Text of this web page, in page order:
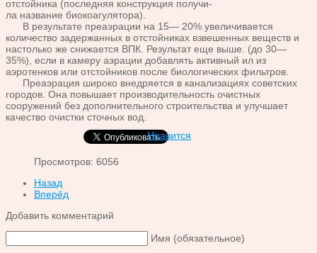
отстойника (последняя конструкция получи-
ла название биокоагулятора).
В результате преаэрации на 15— 20% увеличивается
количество задержанных в отстойниках взвешенных веществ и
настолько же снижается ВПК. Результат еще выше. (до 30—
35%), если в камеру аэрации добавлять активный ил из
аэротенков или отстойников после биологических фильтров.
Преаэрация широко внедряется в канализациях советских
городов. Она повышает производительность очистных
сооружений без дополнительного строительства и улучшает
качество очистки сточных вод.
Нравится
Просмотров: 6056
Назад
Вперёд
Добавить комментарий
Имя (обязательное)